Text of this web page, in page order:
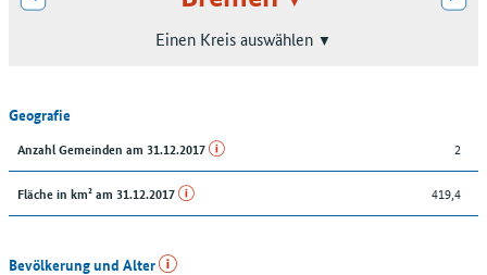
Einen Kreis auswählen
Geografie
Anzahl Gemeinden am 31.12.2017 2
Fläche in km² am 31.12.2017 419,4
Bevölkerung und Alter